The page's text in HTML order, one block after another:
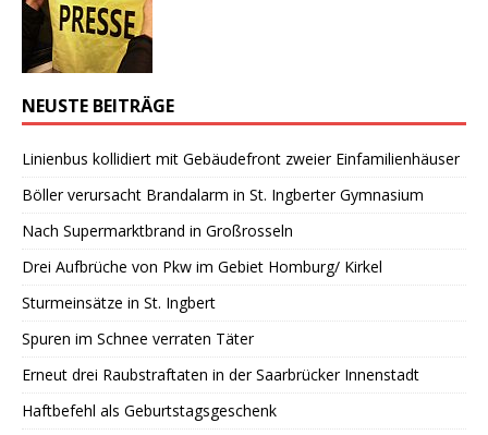
NEUSTE BEITRÄGE
Linienbus kollidiert mit Gebäudefront zweier Einfamilienhäuser
Böller verursacht Brandalarm in St. Ingberter Gymnasium
Nach Supermarktbrand in Großrosseln
Drei Aufbrüche von Pkw im Gebiet Homburg/ Kirkel
Sturmeinsätze in St. Ingbert
Spuren im Schnee verraten Täter
Erneut drei Raubstraftaten in der Saarbrücker Innenstadt
Haftbefehl als Geburtstagsgeschenk